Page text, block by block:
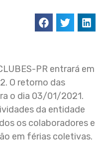
PR entrará em
O retorno das
o dia 03/01/2021.
da entidade
os colaboradores e
em férias coletivas.